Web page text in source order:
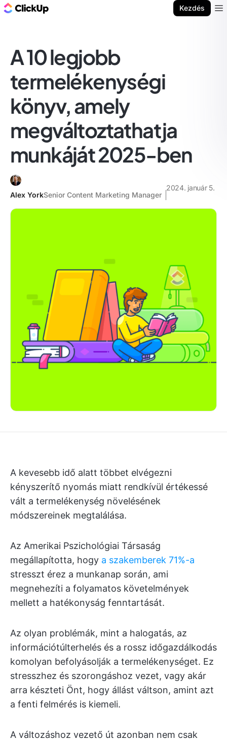
Kezdés
A 10 legjobb
termelékenységi
könyv, amely
megváltoztathatja
munkáját 2025-ben
Alex YorkSenior Content Marketing Manager
2024. január 5.
A kevesebb idő alatt többet elvégezni
kényszerítő nyomás miatt rendkívül értékessé
vált a termelékenység növelésének
módszereinek megtalálása.
Az Amerikai Pszichológiai Társaság
megállapította, hogy a szakemberek 71%-a
stresszt érez a munkanap során, ami
megnehezíti a folyamatos követelmények
mellett a hatékonyság fenntartását.
Az olyan problémák, mint a halogatás, az
információtúlterhelés és a rossz időgazdálkodás
komolyan befolyásolják a termelékenységet. Ez
stresszhez és szorongáshoz vezet, vagy akár
arra készteti Önt, hogy állást váltson, amint azt
a fenti felmérés is kiemeli.
A változáshoz vezető út azonban nem csak